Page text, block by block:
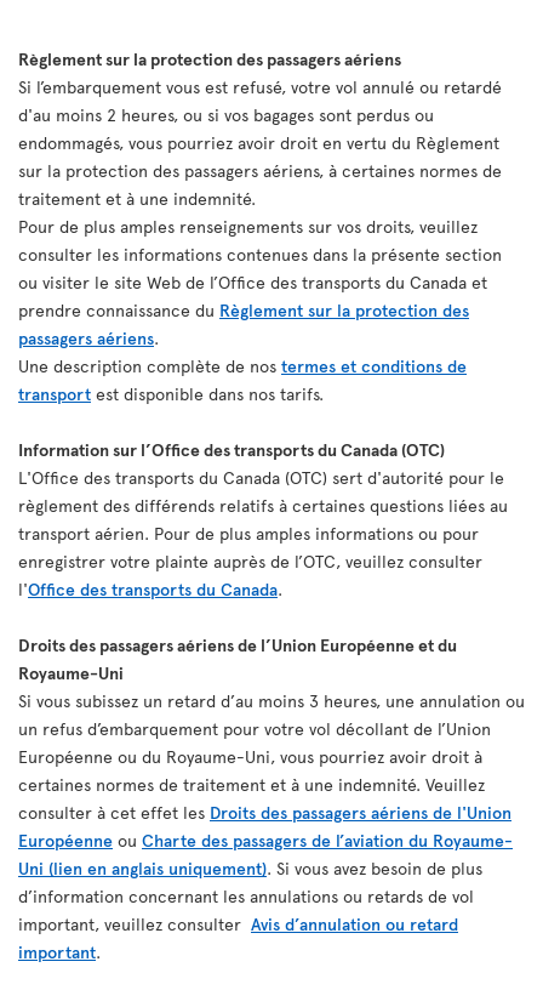
Règlement sur la protection des passagers aériens
Si l’embarquement vous est refusé, votre vol annulé ou retardé
d'au moins 2 heures, ou si vos bagages sont perdus ou
endommagés, vous pourriez avoir droit en vertu du Règlement
sur la protection des passagers aériens, à certaines normes de
traitement et à une indemnité.
Pour de plus amples renseignements sur vos droits, veuillez
consulter les informations contenues dans la présente section
ou visiter le site Web de l’Office des transports du Canada et
prendre connaissance du Règlement sur la protection des
passagers aériens.
Une description complète de nos termes et conditions de
transport est disponible dans nos tarifs.
Information sur l’Office des transports du Canada (OTC)
L'Office des transports du Canada (OTC) sert d'autorité pour le
règlement des différends relatifs à certaines questions liées au
transport aérien. Pour de plus amples informations ou pour
enregistrer votre plainte auprès de l’OTC, veuillez consulter
l'Office des transports du Canada.
Droits des passagers aériens de l’Union Européenne et du
Royaume-Uni
Si vous subissez un retard d’au moins 3 heures, une annulation ou
un refus d’embarquement pour votre vol décollant de l’Union
Européenne ou du Royaume-Uni, vous pourriez avoir droit à
certaines normes de traitement et à une indemnité. Veuillez
consulter à cet effet les Droits des passagers aériens de l'Union
Européenne ou Charte des passagers de l’aviation du Royaume-
Uni (lien en anglais uniquement). Si vous avez besoin de plus
d’information concernant les annulations ou retards de vol
important, veuillez consulter Avis d’annulation ou retard
important.